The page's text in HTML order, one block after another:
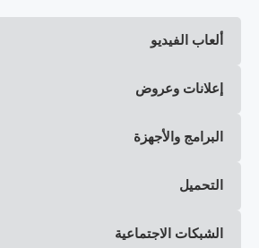
ألعاب الفيديو
إعلانات وعروض
البرامج والأجهزة
التحميل
الشبكات الاجتماعية